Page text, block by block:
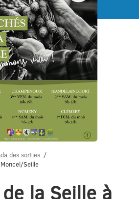
Menu
des sorties
Seille
la Seille à